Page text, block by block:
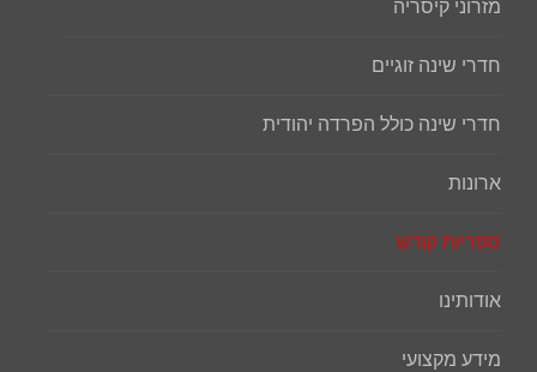
מזרוני קיסריה
חדרי שינה זוגיים
חדרי שינה כולל הפרדה יהודית
ארונות
ספריות קודש
אודותינו
מידע מקצועי